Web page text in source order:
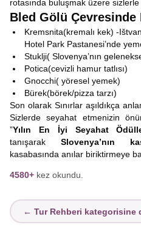
rotasında buluşmak üzere sizlerle
Bled Gölü Çevresinde
Kremsnita(kremalı kek) -
Hotel Park Pastanesi’nde
Stuklji( Slovenya’nın
Potica(cevizli hamur tatlısı)
Gnocchi( yöresel yemek)
Bürek(börek/pizza tarzı)
Son olarak Sınırlar aşıldıkça
Sizlerde seyahat etmenizin
”Yılın En İyi Seyahat
tanışarak Slovenya’nın
kasabasında anılar biriktirmeye
4580+ kez okundu.
← Tur Rehberi kategorisine